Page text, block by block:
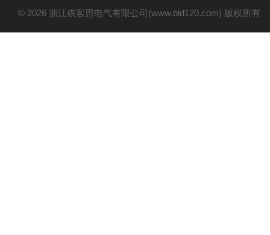
© 2026 浙江依客思电气有限公司(www.bld120.com) 版权所有